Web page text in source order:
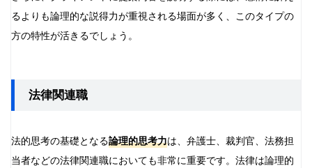
るよりも論理的な説得力が重視される場面が多く、このタイプの
方の特性が活きるでしょう。
法律関連職
法的思考の基礎となる論理的思考力は、弁護士、裁判官、法務担
当者などの法律関連職においても非常に重要です。法律は論理的